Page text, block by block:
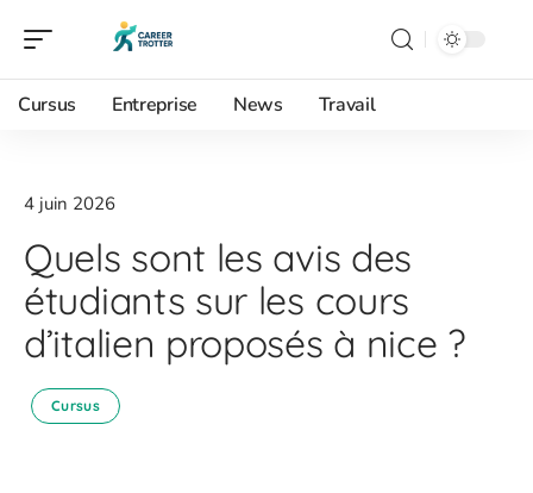
Cursus Entreprise News Travail
4 juin 2026
Quels sont les avis des
étudiants sur les cours
d’italien proposés à nice ?
Cursus